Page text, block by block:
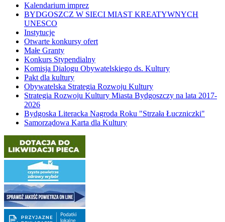
Kalendarium imprez
BYDGOSZCZ W SIECI MIAST KREATYWNYCH
UNESCO
Instytucje
Otwarte konkursy ofert
Małe Granty
Konkurs Stypendialny
Komisja Dialogu Obywatelskiego ds. Kultury
Pakt dla kultury
Obywatelska Strategia Rozwoju Kultury
Strategia Rozwoju Kultury Miasta Bydgoszczy na lata 2017-
2026
Bydgoska Literacka Nagroda Roku "Strzała Łuczniczki"
Samorządowa Karta dla Kultury